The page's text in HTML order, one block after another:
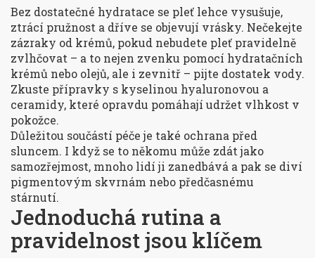
Bez dostatečné hydratace se pleť lehce vysušuje,
ztrácí pružnost a dříve se objevují vrásky. Nečekejte
zázraky od krémů, pokud nebudete pleť pravidelně
zvlhčovat – a to nejen zvenku pomocí hydratačních
krémů nebo olejů, ale i zevnitř – pijte dostatek vody.
Zkuste přípravky s kyselinou hyaluronovou a
ceramidy, které opravdu pomáhají udržet vlhkost v
pokožce.
Důležitou součástí péče je také ochrana před
sluncem. I když se to někomu může zdát jako
samozřejmost, mnoho lidí ji zanedbává a pak se diví
pigmentovým skvrnám nebo předčasnému
stárnutí.
Jednoduchá rutina a
pravidelnost jsou klíčem